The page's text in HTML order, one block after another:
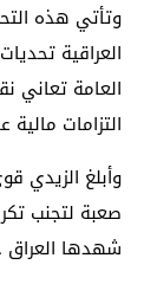
وتأتي هذه
العراقية
العامة تعاني
التزامات مالية
وأبلغ الزيدي
صعبة لتجنب
شهدها العراق